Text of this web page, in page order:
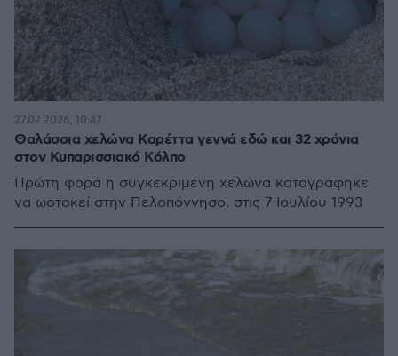
Θαλάσσια χελώνα Καρέττα γεννά εδώ και 32 χρόνια
στον Κυπαρισσιακό Κόλπο
Πρώτη φορά η συγκεκριμένη χελώνα καταγράφηκε
να ωοτοκεί στην Πελοπόννησο, στις 7 Ιουλίου 1993
27.02.2026, 10:47